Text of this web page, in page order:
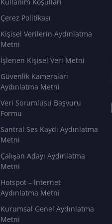
Kullanım Koşulları
Çerez Politikası
Kişisel Verilerin Aydınlatma
Metni
İşlenen Kişisel Veri Metni
Güvenlik Kameraları
Aydınlatma Metni
Veri Sorumlusu Başvuru
Formu
Santral Ses Kaydı Aydınlatma
Metni
Çalışan Adayı Aydınlatma
Metni
Hotspot – İnternet
Aydınlatma Metni
Kurumsal Genel Aydınlatma
Metni